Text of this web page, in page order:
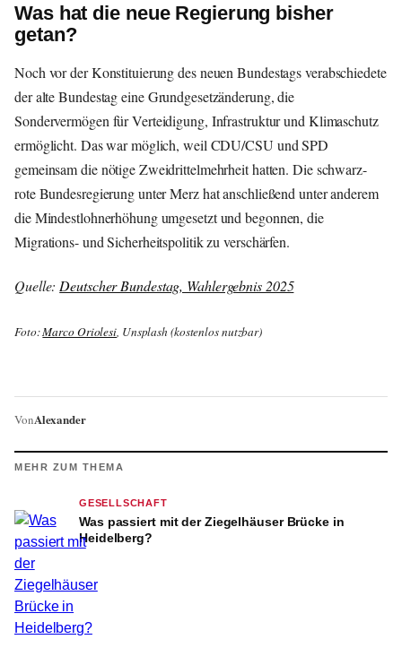
Was hat die neue Regierung bisher
getan?
Noch vor der Konstituierung des neuen Bundestags verabschiedete
der alte Bundestag eine Grundgesetzänderung, die
Sondervermögen für Verteidigung, Infrastruktur und Klimaschutz
ermöglicht. Das war möglich, weil CDU/CSU und SPD
gemeinsam die nötige Zweidrittelmehrheit hatten. Die schwarz-
rote Bundesregierung unter Merz hat anschließend unter anderem
die Mindestlohnerhöhung umgesetzt und begonnen, die
Migrations- und Sicherheitspolitik zu verschärfen.
Quelle:Deutscher Bundestag, Wahlergebnis 2025
Foto:Marco Oriolesi, Unsplash (kostenlos nutzbar)
VonAlexander
MEHR ZUM THEMA
GESELLSCHAFT
Was passiert mit der Ziegelhäuser Brücke in
Heidelberg?